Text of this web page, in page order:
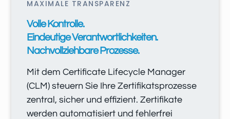
MAXIMALE TRANSPARENZ
Volle Kontrolle.
Eindeutige Verantwortlichkeiten.
Nachvollziehbare Prozesse.
Mit dem Certificate Lifecycle Manager
(CLM) steuern Sie Ihre Zertifikatsprozesse
zentral, sicher und effizient. Zertifikate
werden automatisiert und fehlerfrei